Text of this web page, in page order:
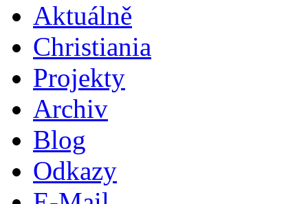
Aktuálně
Christiania
Projekty
Archiv
Blog
Odkazy